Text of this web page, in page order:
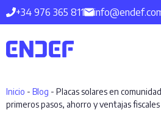
Saltar
al
contenido
+34 976 365 811
Inicio - Blog - Placas solares en
primeros pasos, ahorro y ventajas fiscales